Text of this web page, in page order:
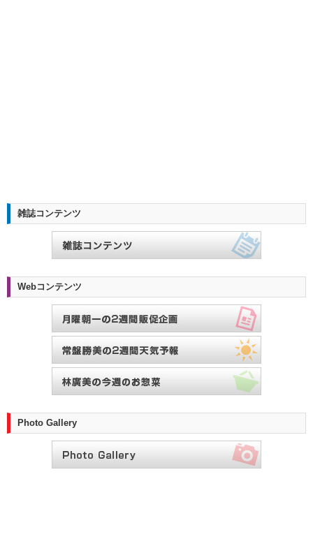
雑誌コンテンツ
Webコンテンツ
Photo Gallery